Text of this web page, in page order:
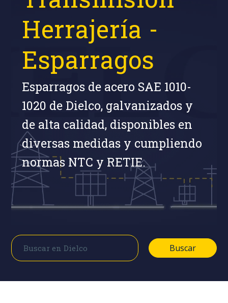
Herrajería -
Esparragos
Esparragos de acero SAE 1010-
1020 de Dielco, galvanizados y
de alta calidad, disponibles en
diversas medidas y cumpliendo
normas NTC y RETIE.
Buscar
Buscar